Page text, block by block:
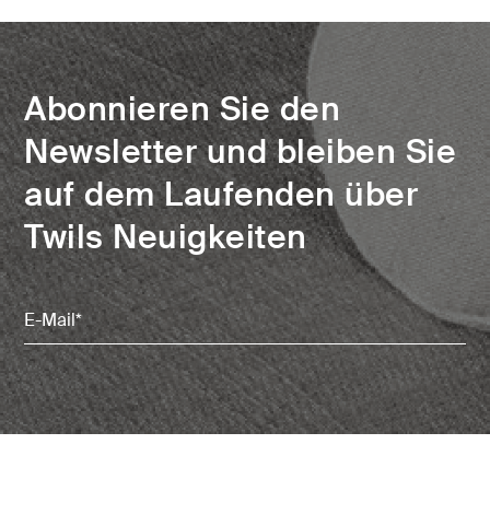
Abonnieren Sie den
Newsletter und bleiben Sie
auf dem Laufenden über
Twils Neuigkeiten
Email
(erforderlich)